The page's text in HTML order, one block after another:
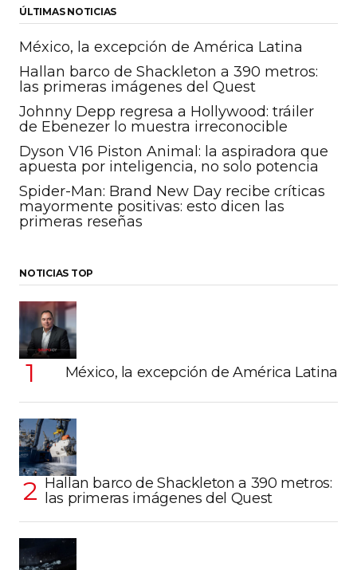
ÚLTIMAS NOTICIAS
México, la excepción de América Latina
Hallan barco de Shackleton a 390 metros:
las primeras imágenes del Quest
Johnny Depp regresa a Hollywood: tráiler
de Ebenezer lo muestra irreconocible
Dyson V16 Piston Animal: la aspiradora que
apuesta por inteligencia, no solo potencia
Spider-Man: Brand New Day recibe críticas
mayormente positivas: esto dicen las
primeras reseñas
NOTICIAS TOP
México, la excepción de América Latina
Hallan barco de Shackleton a 390 metros:
las primeras imágenes del Quest